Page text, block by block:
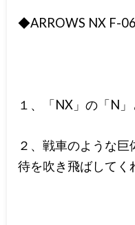
◆ARROWS NX F-
１、「NX」の「N」
２、戦車のような
待を吹き飛ばしてく